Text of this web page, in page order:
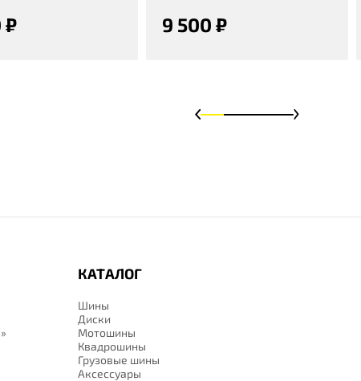
₽ 9 500 ₽
КАТАЛОГ
Шины
Диски
Мотошины
Квадрошины
Грузовые шины
Аксессуары